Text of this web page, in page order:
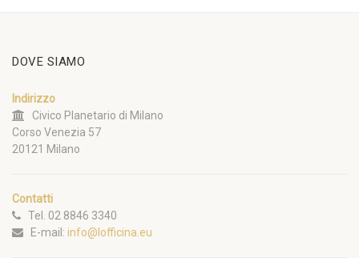
DOVE SIAMO
Indirizzo
Civico Planetario di Milano
Corso Venezia 57
20121 Milano
Contatti
Tel. 02 8846 3340
E-mail: info@lofficina.eu